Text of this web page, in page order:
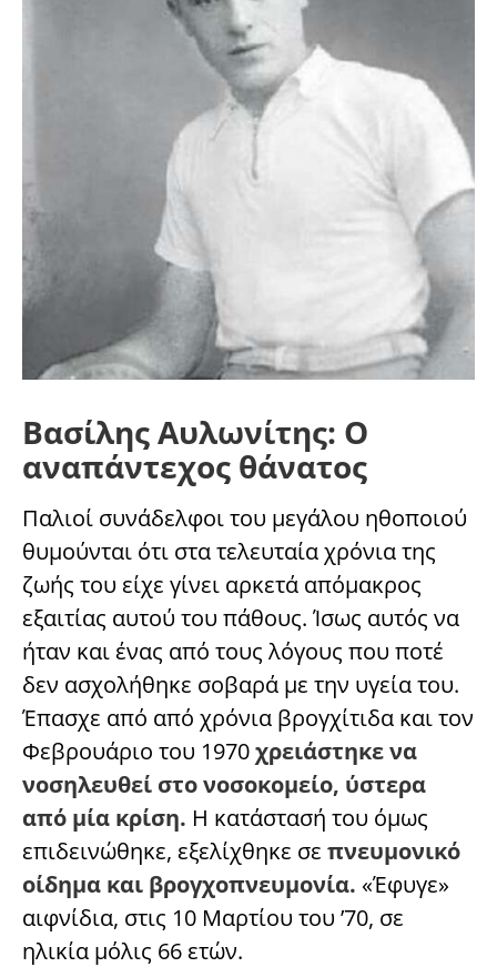
Βασίλης Αυλωνίτης: Ο
αναπάντεχος θάνατος
Παλιοί συνάδελφοι του μεγάλου ηθοποιού
θυμούνται ότι στα τελευταία χρόνια της
ζωής του είχε γίνει αρκετά απόμακρος
εξαιτίας αυτού του πάθους. Ίσως αυτός να
ήταν και ένας από τους λόγους που ποτέ
δεν ασχολήθηκε σοβαρά με την υγεία του.
Έπασχε από από χρόνια βρογχίτιδα και τον
Φεβρουάριο του 1970χρειάστηκε να
νοσηλευθεί στο νοσοκοµείο, ύστερα
από μία κρίση. Η κατάστασή του όμως
επιδεινώθηκε, εξελίχθηκε σε πνευµονικό
οίδηµα και βρογχοπνευµονία. «Έφυγε»
αιφνίδια, στις 10 Μαρτίου του ’70, σε
ηλικία μόλις 66 ετών.